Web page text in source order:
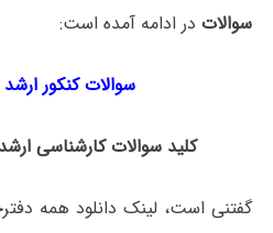
سوالات در ادامه آمده است:
سوالات کنکور ارشد
کلید سوالات کارشناسی ارشد تاریخ
گفتنی است، لینک دانلود همه